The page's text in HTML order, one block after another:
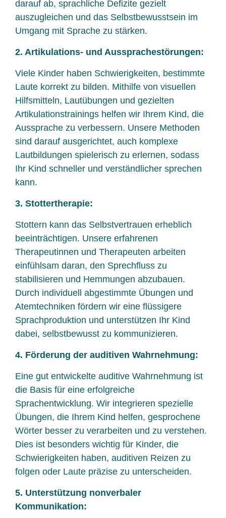
darauf ab, sprachliche Defizite gezielt
auszugleichen und das Selbstbewusstsein im
Umgang mit Sprache zu stärken.
2. Artikulations- und Aussprachestörungen:
Viele Kinder haben Schwierigkeiten, bestimmte
Laute korrekt zu bilden. Mithilfe von visuellen
Hilfsmitteln, Lautübungen und gezielten
Artikulationstrainings helfen wir Ihrem Kind, die
Aussprache zu verbessern. Unsere Methoden
sind darauf ausgerichtet, auch komplexe
Lautbildungen spielerisch zu erlernen, sodass
Ihr Kind schneller und verständlicher sprechen
kann.
3. Stottertherapie:
Stottern kann das Selbstvertrauen erheblich
beeinträchtigen. Unsere erfahrenen
Therapeutinnen und Therapeuten arbeiten
einfühlsam daran, den Sprechfluss zu
stabilisieren und Hemmungen abzubauen.
Durch individuell abgestimmte Übungen und
Atemtechniken fördern wir eine flüssigere
Sprachproduktion und unterstützen Ihr Kind
dabei, selbstbewusst zu kommunizieren.
4. Förderung der auditiven Wahrnehmung:
Eine gut entwickelte auditive Wahrnehmung ist
die Basis für eine erfolgreiche
Sprachentwicklung. Wir integrieren spezielle
Übungen, die Ihrem Kind helfen, gesprochene
Wörter besser zu verarbeiten und zu verstehen.
Dies ist besonders wichtig für Kinder, die
Schwierigkeiten haben, auditiven Reizen zu
folgen oder Laute präzise zu unterscheiden.
5. Unterstützung nonverbaler
Kommunikation: